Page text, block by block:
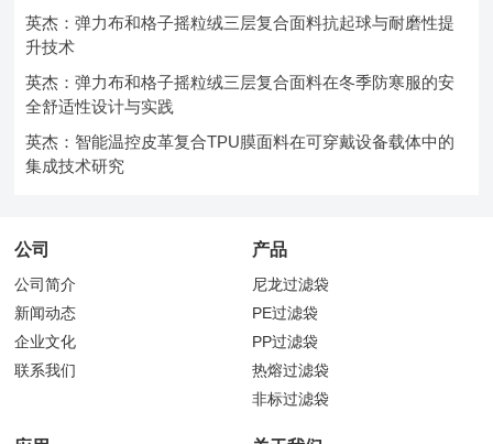
英杰：弹力布和格子摇粒绒三层复合面料抗起球与耐磨性提
升技术
英杰：弹力布和格子摇粒绒三层复合面料在冬季防寒服的安
全舒适性设计与实践
英杰：智能温控皮革复合TPU膜面料在可穿戴设备载体中的
集成技术研究
公司
公司简介
新闻动态
企业文化
联系我们
产品
尼龙过滤袋
PE过滤袋
PP过滤袋
热熔过滤袋
非标过滤袋